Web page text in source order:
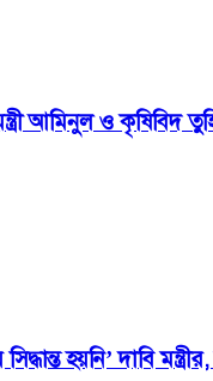
আমিনুল ও কৃষিবিদ
হয়নি’ দাবি